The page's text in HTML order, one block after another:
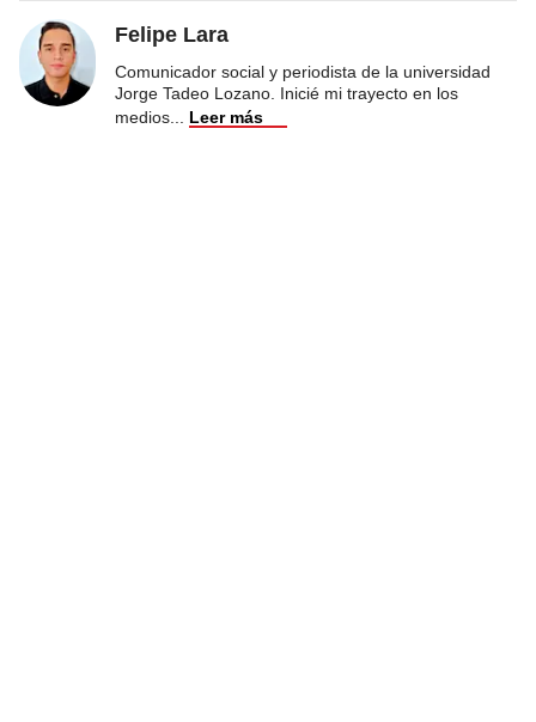
Felipe Lara
Comunicador social y periodista de la universidad
Jorge Tadeo Lozano. Inicié mi trayecto en los
medios
Leer más